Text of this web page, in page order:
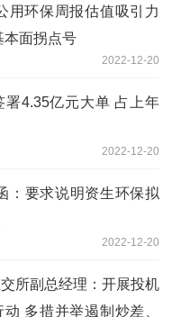
用环保周报估值吸引力
本面拐点号
2022-12-20
署4.35亿元大单 占上年
2022-12-20
：要求说明资生环保拟
2022-12-20
所副总经理：开展投机
多措并举遏制炒差、